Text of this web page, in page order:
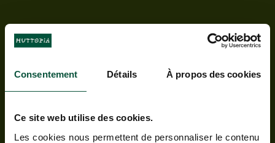
Consentement Détails À propos des cookies
Ce site web utilise des cookies.
Les cookies nous permettent de personnaliser le contenu
Tarieven & beschikbaarheden